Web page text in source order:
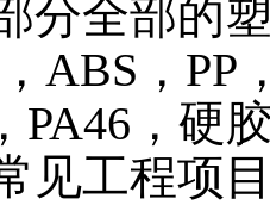
分全部的
ABS，PP
PA46，硬
见工程项